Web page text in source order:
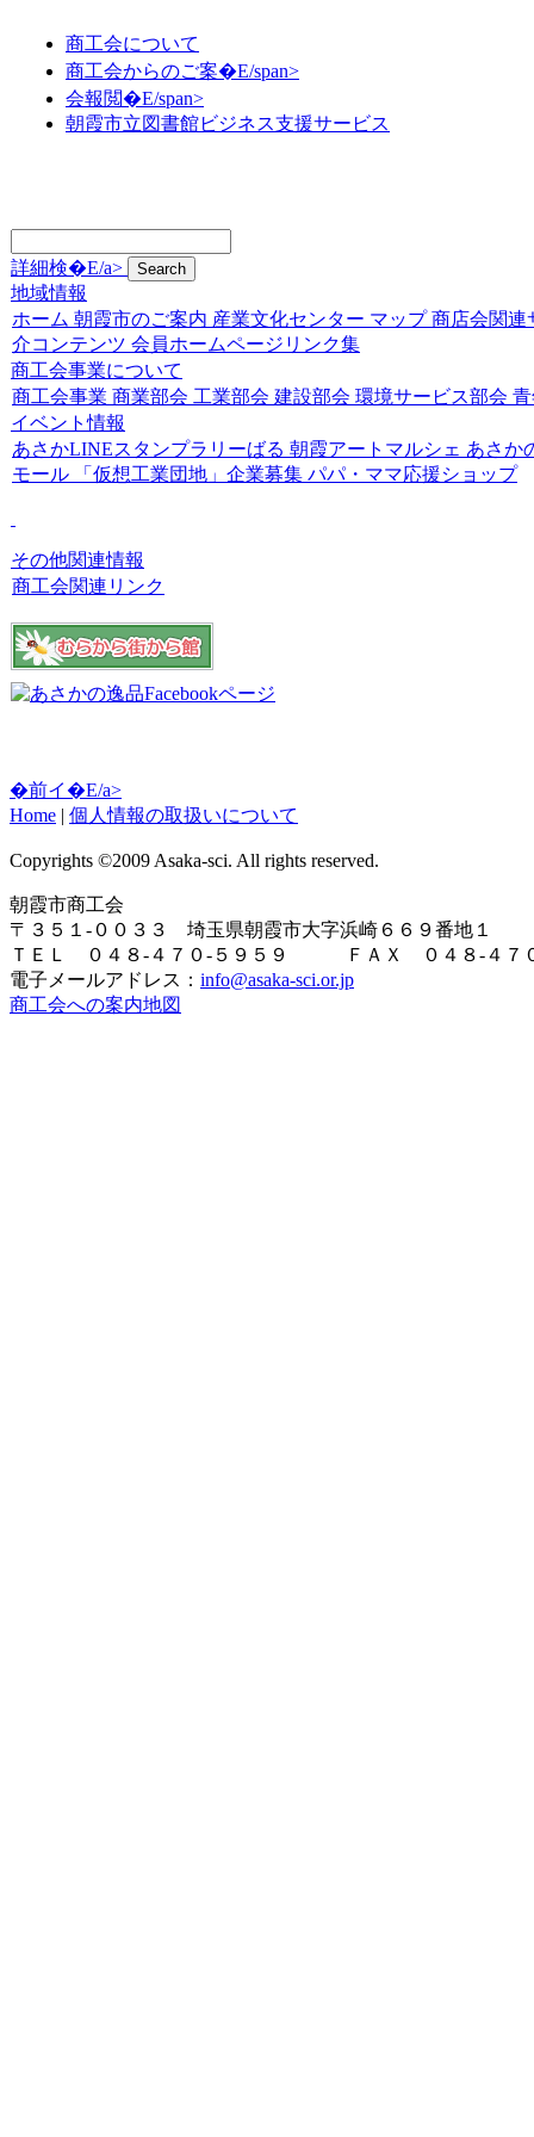
商工会について
商工会からのご案�E/span>
会報閲�E/span>
朝霞市立図書館ビジネス支援サービス
詳細検�E/a>
地域情報
ホーム 朝霞市のご案内 産業文化センター マップ 商店会関連
介コンテンツ 会員ホームページリンク集
商工会事業について
商工会事業 商業部会 工業部会 建設部会 環境サービス部会
イベント情報
あさかLINEスタンプラリーばる 朝霞アートマルシェ あさか
モール
「仮想工業団地」企業募集 パパ・ママ応援ショップ
その他関連情報
商工会関連リンク
�前イ�E/a>
Home | 個人情報の取扱いについて
Copyrights ©2009 Asaka-sci. All rights reserved.
朝霞市商工会
〒３５１-００３３ 埼玉県朝霞市大字浜崎６６９番地１
ＴＥＬ ０４８-４７０-５９５９ ＦＡＸ ０４８-４７
電子メールアドレス： info@asaka-sci.or.jp
商工会への案内地図